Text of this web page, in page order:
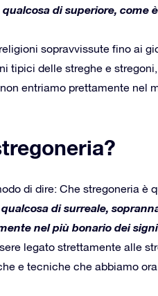
di superiore, come
sopravvissute fino ai
tipici delle streghe e
entriamo prettamente nel
di dire: Che stregoneria è
di surreale,
nel più bonario dei
legato strettamente alle
e tecniche che abbiamo